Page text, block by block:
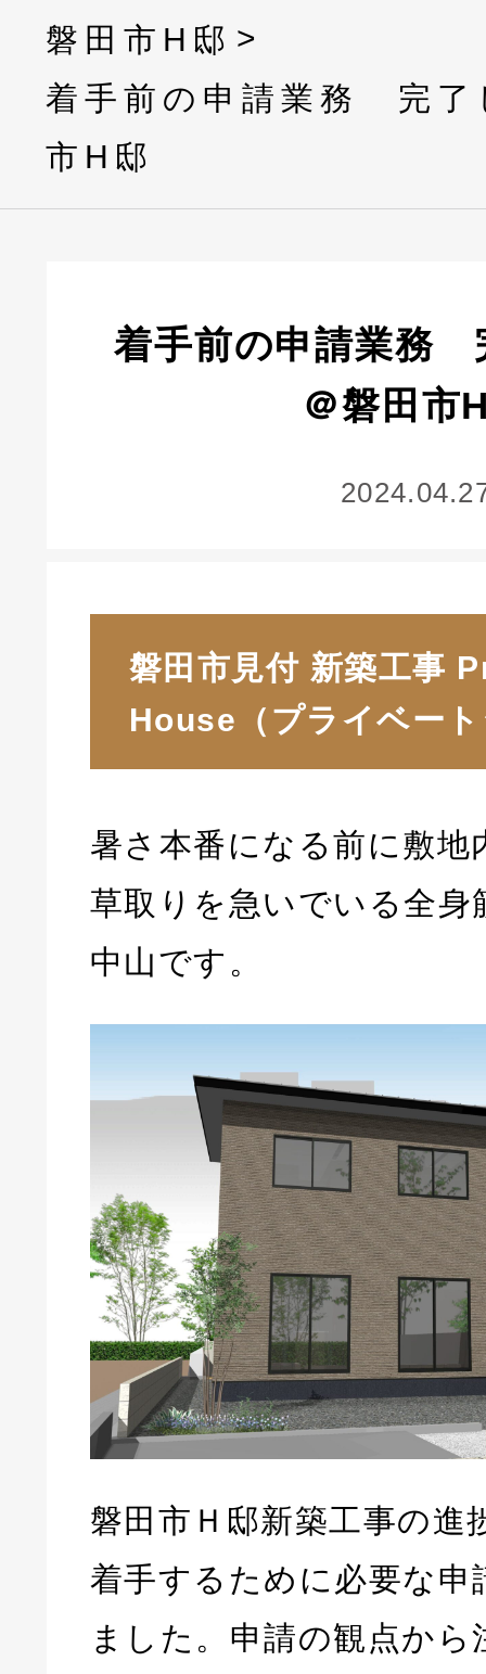
磐田市H邸
着手前の申請業務 完了
市H邸
着手前の申請業務
＠磐田市
磐田市見付 新築工事
House（プライベー
暑さ本番になる前に敷地
草取りを急いでいる全身
中山です。
磐田市Ｈ邸新築工事の進
着手するために必要な申
ました。申請の観点か